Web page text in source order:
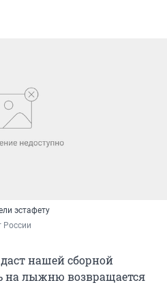
эстафету
России
нашей сборной
на лыжню возвращается